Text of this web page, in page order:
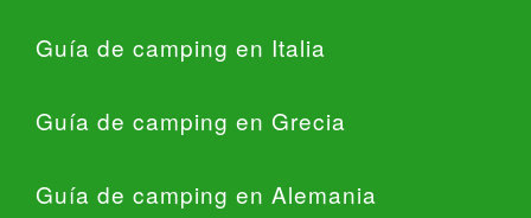
Guía de camping en Italia
Guía de camping en Grecia
Guía de camping en Alemania